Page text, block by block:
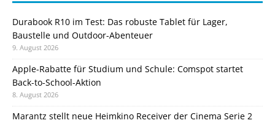
Durabook R10 im Test: Das robuste Tablet für Lager,
Baustelle und Outdoor-Abenteuer
9. August 2026
Apple-Rabatte für Studium und Schule: Comspot startet
Back-to-School-Aktion
8. August 2026
Marantz stellt neue Heimkino Receiver der Cinema Serie 2